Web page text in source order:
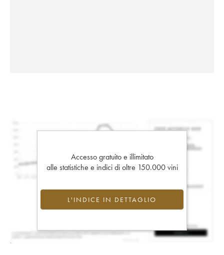
Accesso gratuito e illimitato
alle statistiche e indici di oltre 150.000 vini
L'INDICE IN DETTAGLIO